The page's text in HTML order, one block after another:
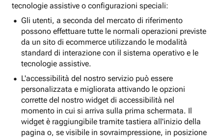
tecnologie assistive o configurazioni speciali:
Gli utenti, a seconda del mercato di riferimento
possono effettuare tutte le normali operazioni previste
da un sito di ecommerce utilizzando le modalità
standard di interazione con il sistema operativo e le
tecnologie assistive.
L'accessibilità del nostro servizio può essere
personalizzata e migliorata attivando le opzioni
corrette del nostro widget di accessibilità nel
momento in cui si arriva sulla prima schermata. Il
widget è raggiungibile tramite tastiera all'inizio della
pagina o, se visibile in sovraimpressione, in posizione